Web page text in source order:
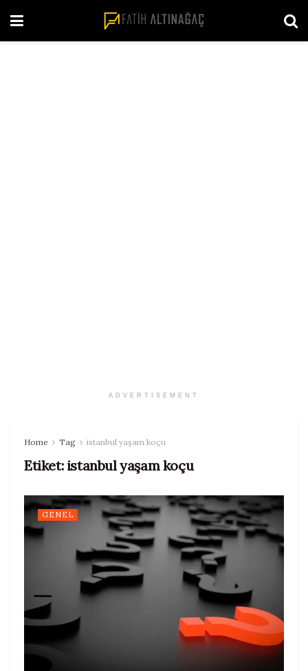
ADVERTISEMENT
Home Tag istanbul yaşam koçu
Etiket: istanbul yaşam koçu
GENEL